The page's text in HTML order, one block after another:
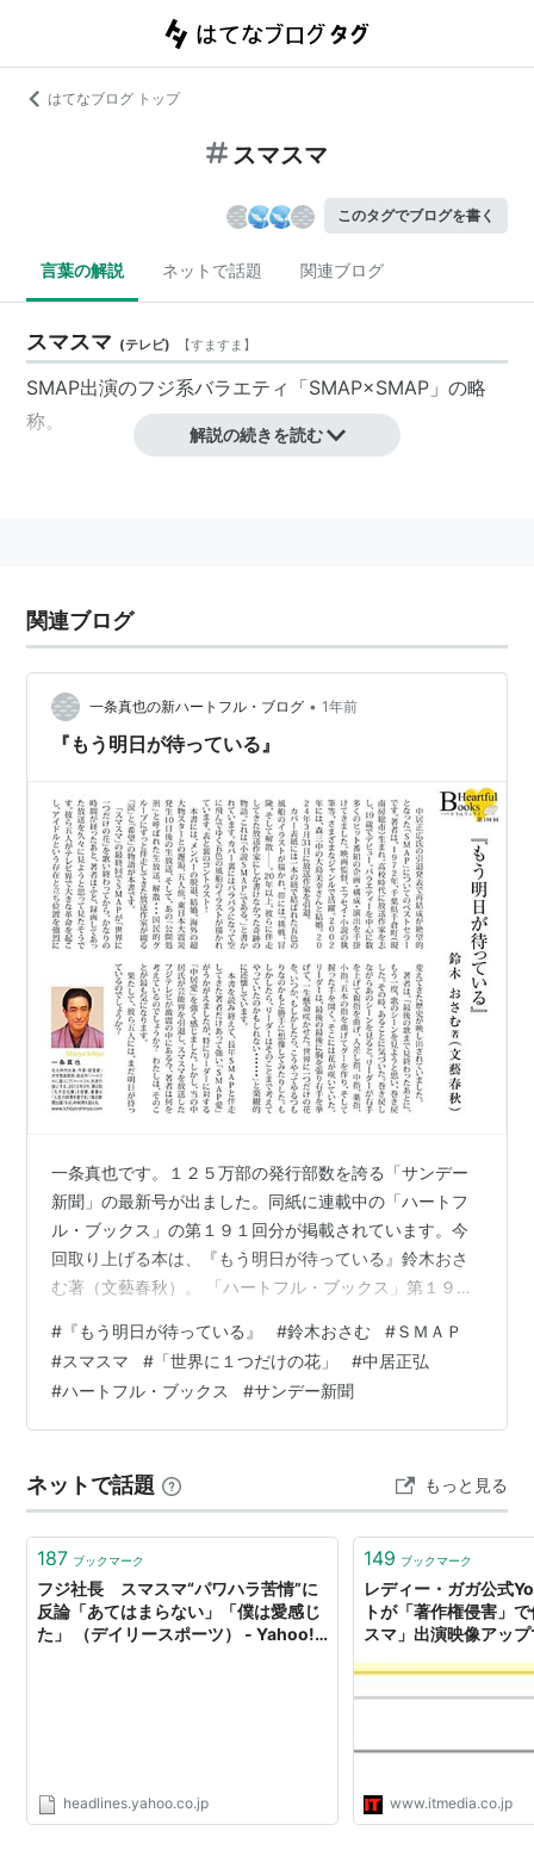
はてなブログ トップ
スマスマ
このタグでブログを書く
言葉の解説 ネットで話題 関連ブログ
スマスマ (テレビ) 【すますま 】
SMAP出演のフジ系バラエティ「SMAP×SMAP 」の略
称。
解説の続きを読む
関連ブログ
一条真也の新ハートフル・ブログ • 1年前
『もう明日が待っている』
一条真也です。１２５万部の発行部数を誇る「サンデー
新聞」の最新号が出ました。同紙に連載中の「ハートフ
ル・ブックス」の第１９１回分が掲載されています。今
回取り上げる本は、『もう明日が待っている』鈴木おさ
む著（文藝春秋）。 「ハートフル・ブックス」第１９１
ＭＡＰ」についてのベストセラーです。著者は、１９７
２年、千葉県千倉町（現南房総市）生まれ。高校時代に
放送作家を志し、１９歳でデビュー。バラエティーを中
心に数多くのヒット番組の企画・構成・演出を手掛けて
まなジャンルで活躍。２００２年には、森三中の大…
# 『もう明日が待っている』 #鈴木おさむ #ＳＭＡＰ
#スマスマ # 「世界に１つだけの花」 #中居正弘
#ハートフル・ブックス #サンデー新聞
ネットで話題 もっと見る
187 ブックマーク
フジ社長 スマスマ“パワハラ苦情”に
反論「あてはまらない」「僕は愛感じ
た」 （デイリースポーツ） - Yahoo!
headlines.yahoo.co.jp
149 ブックマーク
レディー・ガガ公式
トが「著作権侵害」
スマ」出演映像アッ
www.itmedia.co.jp